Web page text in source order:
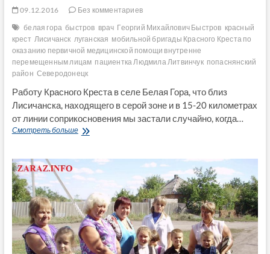
09.12.2016
Без комментариев
белая гора быстров врач Георгий Михайлович Быстров красный
крест Лисичанск луганская мобильной бригады Красного Креста по
оказанию первичной медицинской помощи внутренне
перемещенным лицам пациентка Людмила Литвинчук попаснянский
район Северодонецк
Работу Красного Креста в селе Белая Гора, что близ
Лисичанска, находящего в серой зоне и в 15-20 километрах
от линии соприкосновения мы застали случайно, когда…
Смотреть большеБелая
нужен
ли
Крест
в
серой
зоне
военного
конфликта?